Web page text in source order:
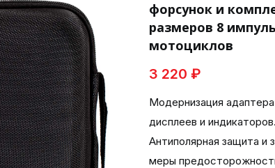
product view
форсунок и
размеров 8
мотоциклов
3 220 ₽
Модернизация
дисплеев и
Антиполярная защита и
меры